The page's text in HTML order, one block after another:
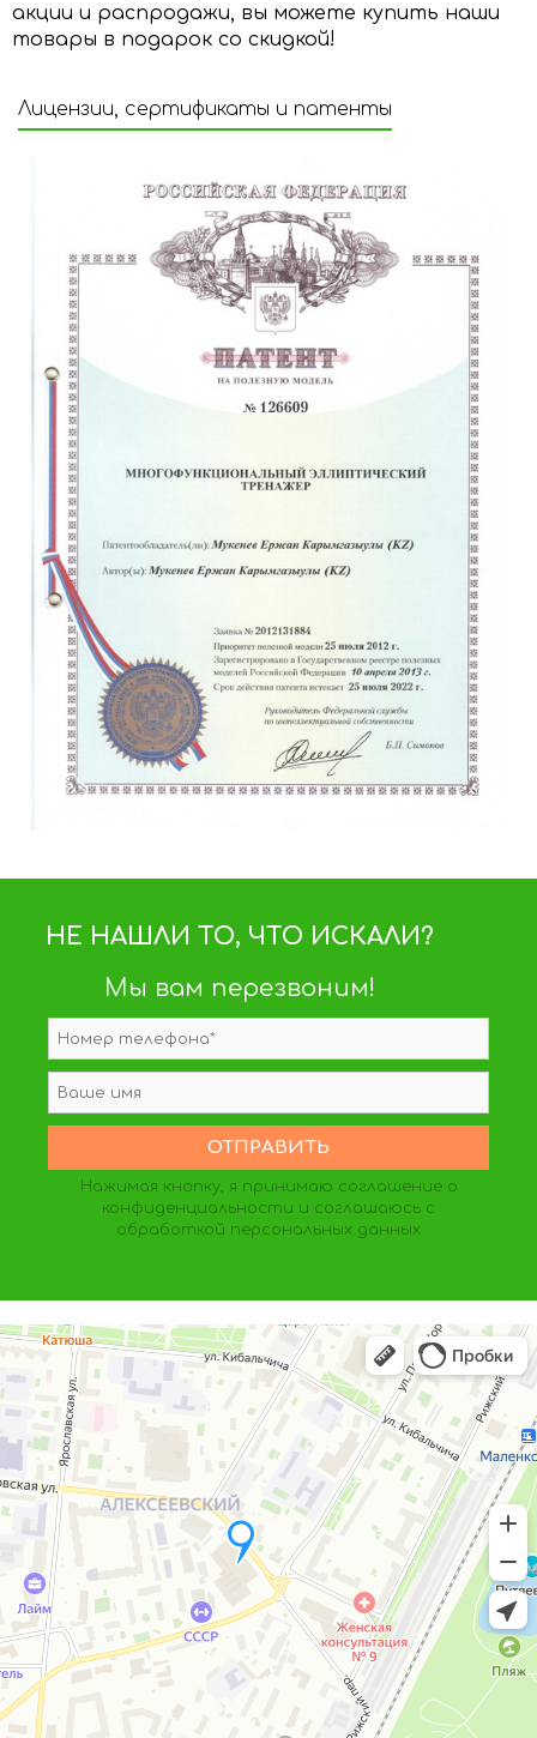
акции и распродажи, вы можете купить наши
товары в подарок со скидкой!
Лицензии, сертификаты и патенты
НЕ НАШЛИ ТО, ЧТО ИСКАЛИ?
Мы вам перезвоним!
Нажимая кнопку, я принимаю соглашение о
конфиденциальности и соглашаюсь с
обработкой персональных данных